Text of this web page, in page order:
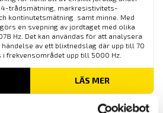
trådsmätning, markresistivitets-
kontinutetsmätning samt minne. Med
en svepning av jordtaget med olika
Hz. Det kan användas för att analysera
av ett blixtnedslag där upp till 70
i frekvensområdet upp till 5000 Hz.
LÄS MER